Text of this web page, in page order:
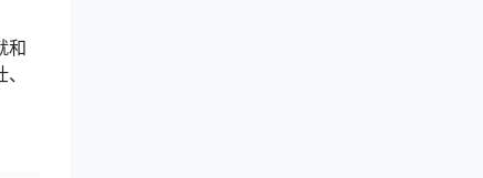
和